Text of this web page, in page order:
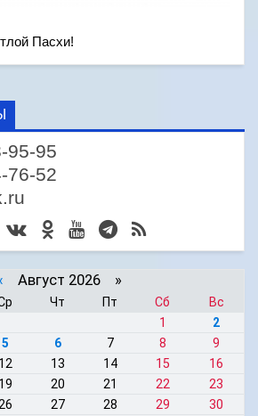
Пасхи!
95-95
76-52
Август 2026 »
Чт Пт Сб
Вс
1
2
5 6 7 8
9
12 13 14 15
16
19 20 21 22
23
26 27 28 29
30